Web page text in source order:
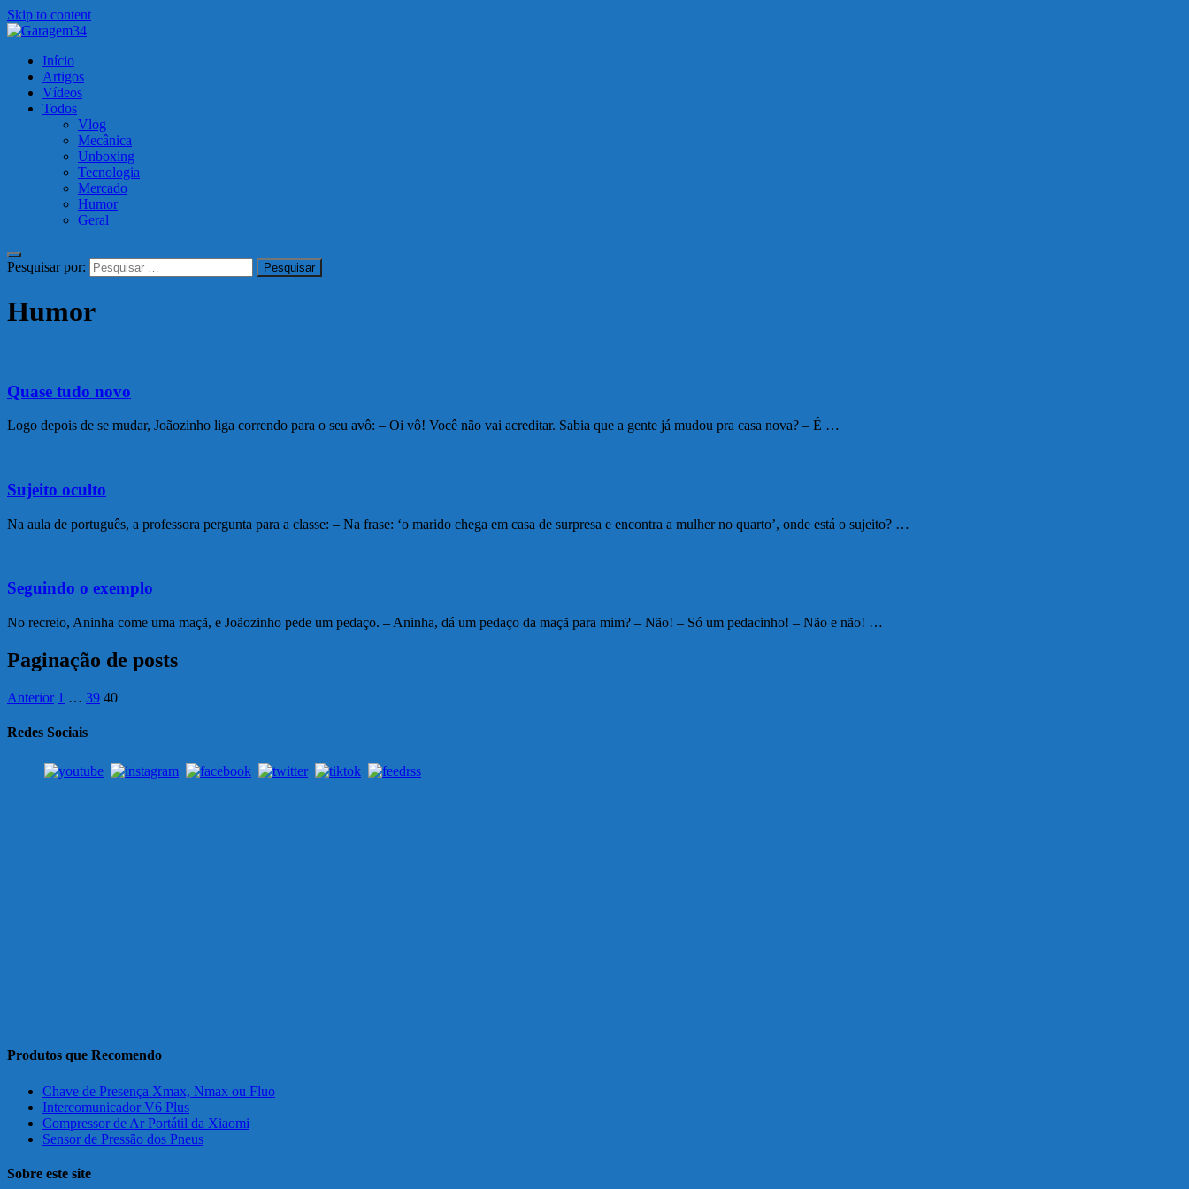
Skip to content
Garagem34
Motos, carros, tecnologia e muito mais!
Início
Artigos
Vídeos
Todos
Vlog
Mecânica
Unboxing
Tecnologia
Mercado
Humor
Geral
Pesquisar por:
Humor
Quase tudo novo
Logo depois de se mudar, Joãozinho liga correndo para o seu avô: – Oi vô! Você não vai acreditar. Sabia que a gente já mudou pra casa nova? – É …
Sujeito oculto
Na aula de português, a professora pergunta para a classe: – Na frase: ‘o marido chega em casa de surpresa e encontra a mulher no quarto’, onde está o sujeito? …
Seguindo o exemplo
No recreio, Aninha come uma maçã, e Joãozinho pede um pedaço. – Aninha, dá um pedaço da maçã para mim? – Não! – Só um pedacinho! – Não e não! …
Paginação de posts
Anterior 1 … 39 40
Redes Sociais
Produtos que Recomendo
Chave de Presença Xmax, Nmax ou Fluo
Intercomunicador V6 Plus
Compressor de Ar Portátil da Xiaomi
Sensor de Pressão dos Pneus
Sobre este site